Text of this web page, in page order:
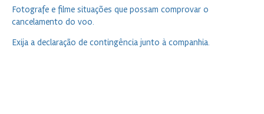
Fotografe e filme situações que possam comprovar o
cancelamento do voo.
Exija a declaração de contingência junto à companhia.